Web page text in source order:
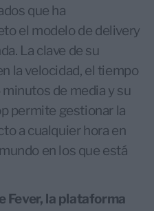
que ha
el modelo de delivery
La clave de su
la velocidad, el tiempo
de media y su
permite gestionar la
a cualquier hora en
en los que está
Fever, la plataforma